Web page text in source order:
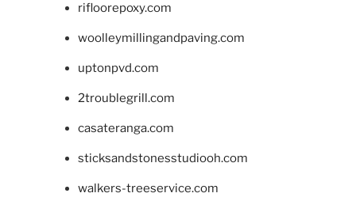
rifloorepoxy.com
woolleymillingandpaving.com
uptonpvd.com
2troublegrill.com
casateranga.com
sticksandstonesstudiooh.com
walkers-treeservice.com